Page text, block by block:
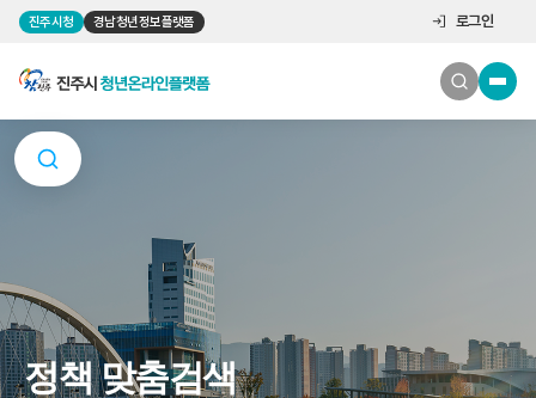
진주시청 경남청년정보플랫폼 로그인
정책 맞춤검색